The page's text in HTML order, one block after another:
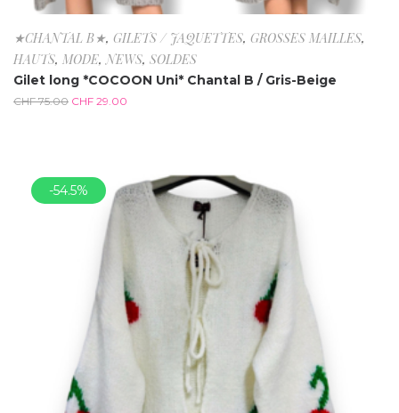
★CHANTAL B★, GILETS / JAQUETTES, GROSSES MAILLES,
HAUTS, MODE,NEWS, SOLDES
Gilet long *COCOON Uni* Chantal B / Gris-Beige
CHF75.00 CHF 29.00
-54.5%